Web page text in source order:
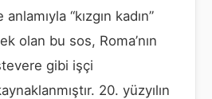
“kızgın kadın”
olan bu sos, Roma’nın
gibi işçi
20. yüzyılın